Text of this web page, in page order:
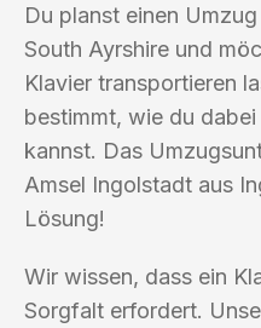
Du planst einen
South Ayrshire und
Klavier transportieren
bestimmt, wie du
kannst. Das
Amsel Ingolstadt aus
Lösung!
Wir wissen, dass ein
Sorgfalt erfordert.